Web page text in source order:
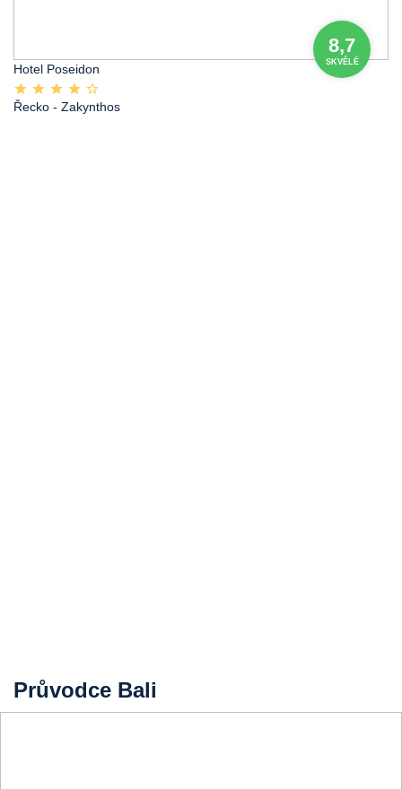
8,7
SKVĚLÉ
Hotel Poseidon
Řecko - Zakynthos
Průvodce Bali